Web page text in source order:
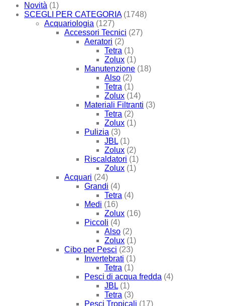
Novità (1)
SCEGLI PER CATEGORIA (1748)
Acquariologia (127)
Accessori Tecnici (27)
Aeratori (2)
Tetra (1)
Zolux (1)
Manutenzione (18)
Also (2)
Tetra (1)
Zolux (14)
Materiali Filtranti (3)
Tetra (2)
Zolux (1)
Pulizia (3)
JBL (1)
Zolux (2)
Riscaldatori (1)
Zolux (1)
Acquari (24)
Grandi (4)
Tetra (4)
Medi (16)
Zolux (16)
Piccoli (4)
Also (2)
Zolux (1)
Cibo per Pesci (23)
Invertebrati (1)
Tetra (1)
Pesci di acqua fredda (4)
JBL (1)
Tetra (3)
Pesci Tropicali (17)